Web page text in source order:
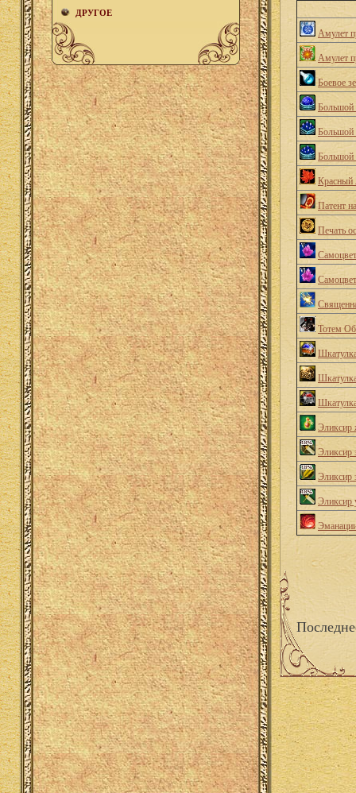
ДРУГОЕ
Амулет
Амулет
Боевое
Большой
Большой
Большой
Красный
Патент
Печать
Тотем
Эликсир
Эликсир
Эликсир
Эликсир